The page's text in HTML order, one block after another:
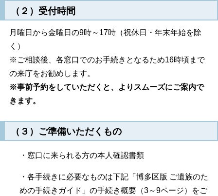
（２）受付時間
月曜日から金曜日の9時～17時（祝休日・年末年始を除
く）
※ご相談後、各窓口でのお手続きとなるため16時頃まで
の来庁をお勧めします。
※事前予約をしていただくと、よりスムーズにご案内で
きます。
（３）ご準備いただくもの
・窓口に来られる方の本人確認書類
・各手続きに必要なものは下記「博多区版 ご遺族のた
めの手続きガイド」の手続き概要（3～9ページ）をご